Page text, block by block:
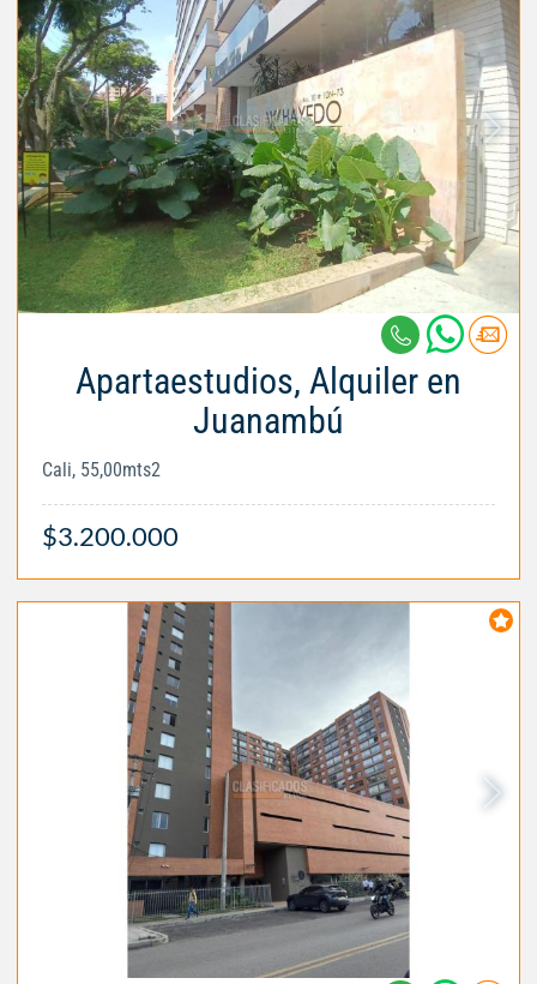
Apartaestudios, Alquiler en
Juanambú
Cali, 55,00mts2
$3.200.000